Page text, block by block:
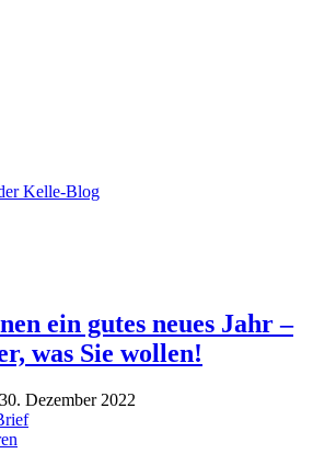
ein gutes neues Jahr –
was Sie wollen!
30. Dezember 2022